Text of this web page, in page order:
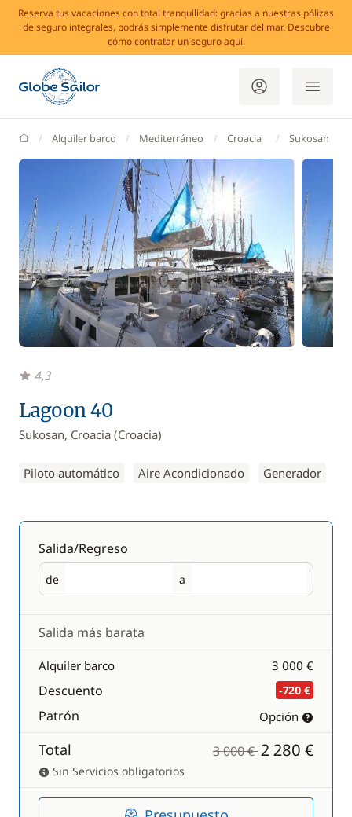
Reserva tus vacaciones con total tranquilidad: gracias a nuestras pólizas
de seguro integrales, podrás simplemente disfrutar del mar. Descubre
cómo contratar un seguro aquí.
GlobeSailor
Alquiler barco Mediterráneo Croacia Sukosan
Lagoon 40
Sukosan, Croacia (Croacia)
Piloto automático Aire Acondicionado Generador
4,3
Salida/Regreso
de
Salida a
Regreso
Salida más barata
Alquiler barco 3 000 €
Descuento -720 €
Patrón Opción
Total 3 000 €2 280 €
Sin Servicios obligatorios